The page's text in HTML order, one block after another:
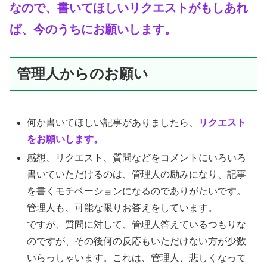
なので、書いてほしいリクエストがもしあれ
ば、今のうちにお願いします。
管理人からのお願い
何か書いてほしい記事がありましたら、
リクエスト
をお願いします。
感想、リクエスト、質問などをコメントにいろいろ
書いていただけるのは、管理人の励みになり、記事
を書くモチベーションになるのでありがたいです。
管理人も、可能な限りお答えをしています。
ですが、質問に対して、管理人答えているつもりな
のですが、その後何の反応もいただけない方が少数
いらっしゃいます。これは、管理人、悲しくなって